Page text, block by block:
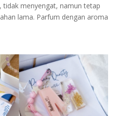
tidak menyengat, namun tetap
lama. Parfum dengan aroma